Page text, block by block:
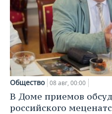
Общество 08 авг, 00:00
В Доме приемов
российского